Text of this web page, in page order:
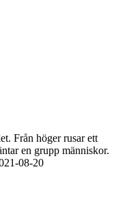
Från höger rusar ett
en grupp människor.
08-20